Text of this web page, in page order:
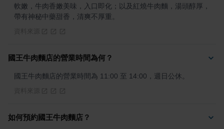
軟嫩，牛肉香嫩美味，入口即化；以及紅燒牛肉麵，湯頭醇厚，
帶有神秘中藥甜香，清爽不厚重。
國王牛肉麵店的營業時間為何？
國王牛肉麵店的營業時間為 11:00 至 14:00，週日公休。
如何預約國王牛肉麵店？